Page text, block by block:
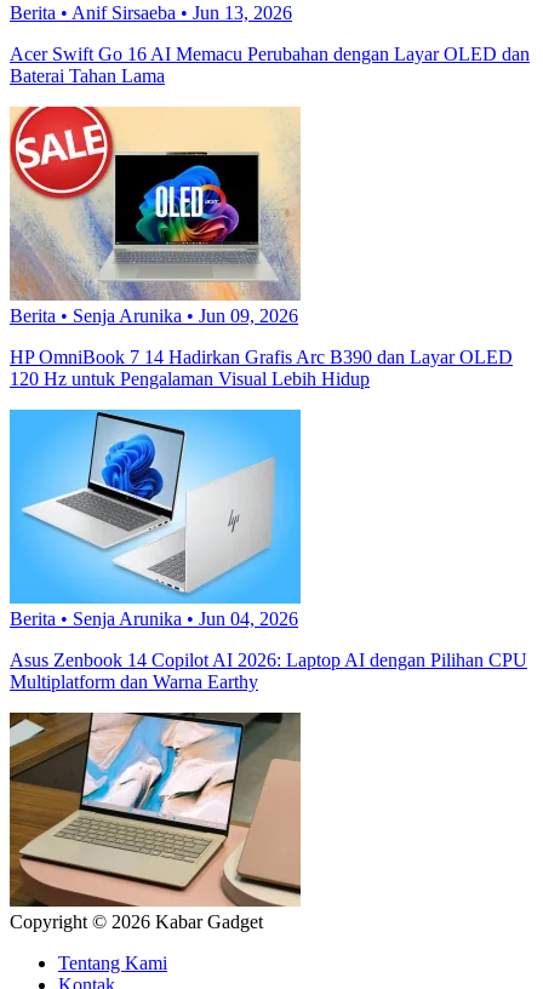
Berita • Anif Sirsaeba • Jun 13, 2026
Acer Swift Go 16 AI Memacu Perubahan dengan Layar OLED dan
Baterai Tahan Lama
Berita • Senja Arunika • Jun 09, 2026
HP OmniBook 7 14 Hadirkan Grafis Arc B390 dan Layar OLED
120 Hz untuk Pengalaman Visual Lebih Hidup
Berita • Senja Arunika • Jun 04, 2026
Asus Zenbook 14 Copilot AI 2026: Laptop AI dengan Pilihan CPU
Multiplatform dan Warna Earthy
Copyright © 2026 Kabar Gadget
Tentang Kami
Kontak